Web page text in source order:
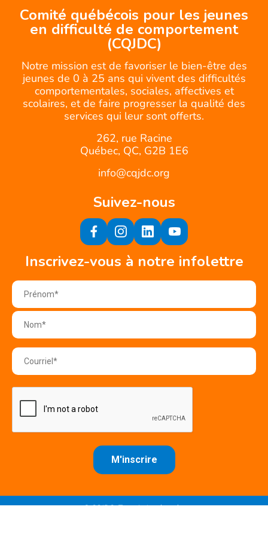
Comité québécois pour les jeunes
en difficulté de comportement
(CQJDC)
Notre mission est de favoriser le bien-être des
jeunes de 0 à 25 ans qui vivent des difficultés
comportementales, sociales, affectives et
scolaires, et de faire progresser la qualité des
services qui leur sont offerts.
262, rue Racine
Québec, QC, G2B 1E6
info@cqjdc.org
Suivez-nous
Inscrivez-vous à notre infolettre
© CQJDC -Tous droits réservés.